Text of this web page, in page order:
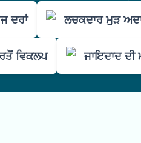
ਦਰਾਂ ਲਚਕਦਾਰ ਮੁੜ
ਵਿਕਲਪ ਜਾਇਦਾਦ ਦੀ